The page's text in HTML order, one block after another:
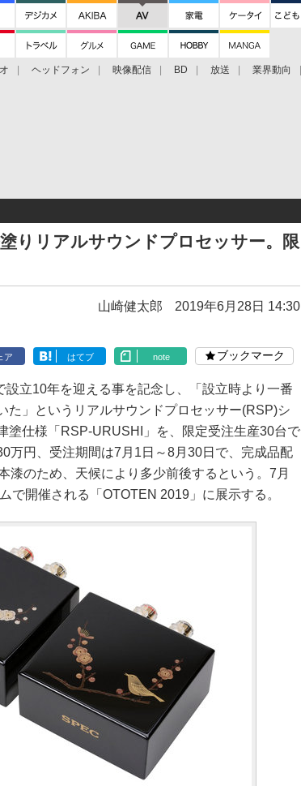
ヘッドフォン 映像配信 BD 放送 業界動向
りリアルサウンドプロセッサー。限
山崎健太郎 2019年6月28日 14:30
ア はてブ note ブックマーク
設立10年を迎える事を記念し、「設立時より一番
た」というリアルサウンドプロセッサー(RSP)シ
塗仕様「RSP-URUSHI」を、限定受注生産30台で
万円、受注期間は7月1日～8月30日で、完成品配
漆のため、天候により多少前後するという。7月
で開催される「OTOTEN 2019」に展示する。